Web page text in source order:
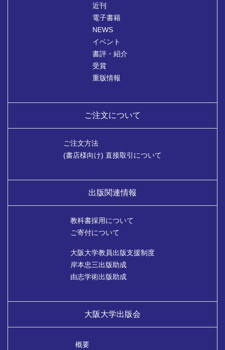
近刊
電子書籍
NEWS
イベント
書評・紹介
受賞
重版情報
ご注文について
ご注文方法
(書店様向け) 直接取引について
出版関連情報
教科書採用について
ご寄付について
大阪大学教員出版支援制度
岸本忠三出版助成
由志学術出版助成
大阪大学出版会
概要